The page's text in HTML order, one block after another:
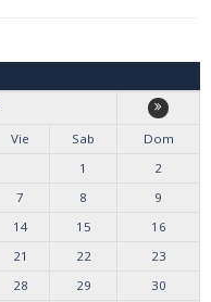
Vie Sab
Dom
1
2
7 8
9
14 15
16
21 22
23
28 29 30